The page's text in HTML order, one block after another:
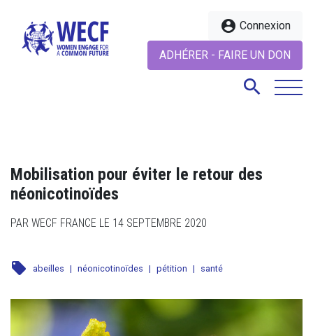
account_circle Connexion
ADHÉRER - FAIRE UN DON
search
Mobilisation pour éviter le retour des
néonicotinoïdes
PAR WECF FRANCE LE 14 SEPTEMBRE 2020
local_offer abeilles | néonicotinoïdes | pétition | santé